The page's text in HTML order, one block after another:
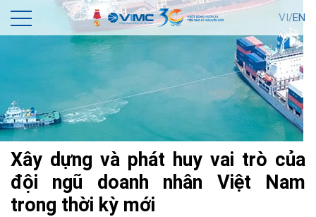
VI/EN
Xây dựng và phát huy vai trò của
đội ngũ doanh nhân Việt Nam
trong thời kỳ mới